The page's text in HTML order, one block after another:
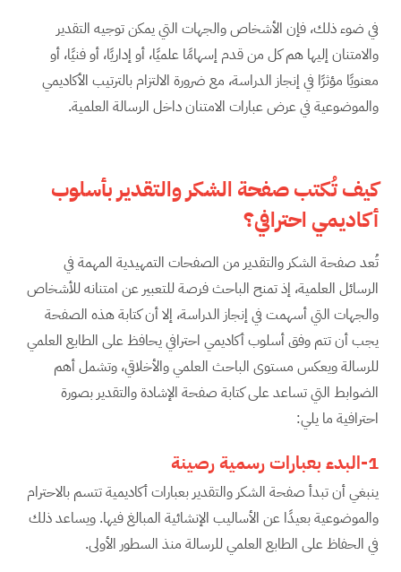
في ضوء ذلك، فإن الأشخاص والجهات التي يمكن توجيه التقدير
والامتنان إليها هم كل من قدم إسهامًا علميًا، أو إداريًا، أو فنيًا، أو
معنويًا مؤثرًا في إنجاز الدراسة، مع ضرورة الالتزام بالترتيب الأكاديمي
والموضوعية في عرض عبارات الامتنان داخل الرسالة العلمية.
كيف تُكتب صفحة الشكر والتقدير بأسلوب
أكاديمي احترافي؟
تُعد صفحة الشكر والتقدير من الصفحات التمهيدية المهمة في
الرسائل العلمية، إذ تمنح الباحث فرصة للتعبير عن امتنانه للأشخاص
والجهات التي أسهمت في إنجاز الدراسة، إلا أن كتابة هذه الصفحة
يجب أن تتم وفق أسلوب أكاديمي احترافي يحافظ على الطابع العلمي
للرسالة ويعكس مستوى الباحث العلمي والأخلاقي، وتشمل أهم
الضوابط التي تساعد على كتابة صفحة الإشادة والتقدير بصورة
احترافية ما يلي:
1-البدء بعبارات رسمية رصينة
ينبغي أن تبدأ صفحة الشكر والتقدير بعبارات أكاديمية تتسم بالاحترام
والموضوعية بعيدًا عن الأساليب الإنشائية المبالغ فيها. ويساعد ذلك
في الحفاظ على الطابع العلمي للرسالة منذ السطور الأولى.